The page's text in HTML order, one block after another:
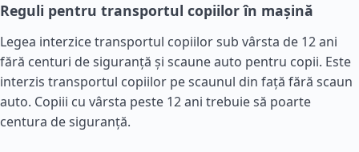
Reguli pentru transportul copiilor în mașină
Legea interzice transportul copiilor sub vârsta de 12 ani
fără centuri de siguranță și scaune auto pentru copii. Este
interzis transportul copiilor pe scaunul din față fără scaun
auto. Copiii cu vârsta peste 12 ani trebuie să poarte
centura de siguranță.